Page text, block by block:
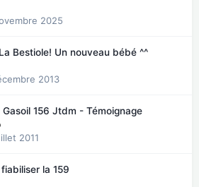
2025
Bestiole! Un nouveau bébé ^^
2013
Gasoil 156 Jtdm - Témoignage
2011
la 159